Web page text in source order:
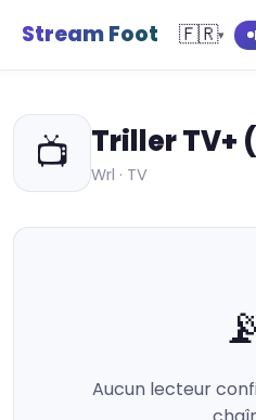
Stream Foot 🇫🇷▾
📺 Triller TV+
Wrl · TV
📡
Aucun lecteur